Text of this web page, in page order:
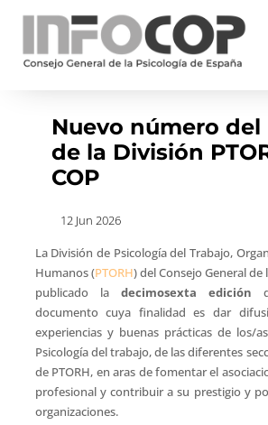
Nuevo número del
de la División
COP
12 Jun 2026
La División de Psicología del Trabajo,
Humanos (PTORH) del Consejo General de
publicado la decimosexta edición
documento cuya finalidad es dar
experiencias y buenas prácticas de los/
Psicología del trabajo, de las diferentes
de PTORH, en aras de fomentar el
profesional y contribuir a su prestigio y
organizaciones.